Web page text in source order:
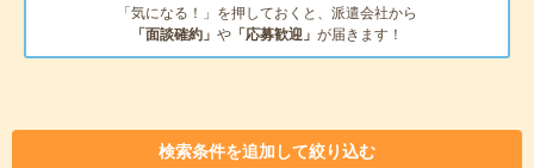
「気になる！」を押しておくと、派遣会社から
「面談確約」 や 「応募歓迎」 が届きます！
検索条件を追加して絞り込む